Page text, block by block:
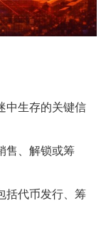
中生存的关键信
售、解锁或筹
括代币发行、筹